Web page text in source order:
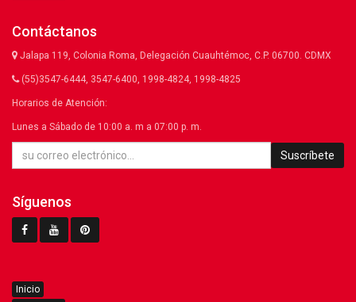
Contáctanos
Jalapa 119, Colonia Roma, Delegación Cuauhtémoc, C.P. 06700. CDMX
(55)3547-6444, 3547-6400, 1998-4824, 1998-4825
Horarios de Atención:
Lunes a Sábado de 10:00 a. m a 07:00 p. m.
Suscríbete
Síguenos
Inicio